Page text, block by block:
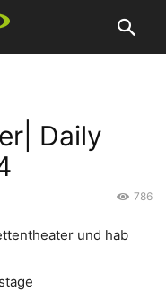
Daily
786
und hab